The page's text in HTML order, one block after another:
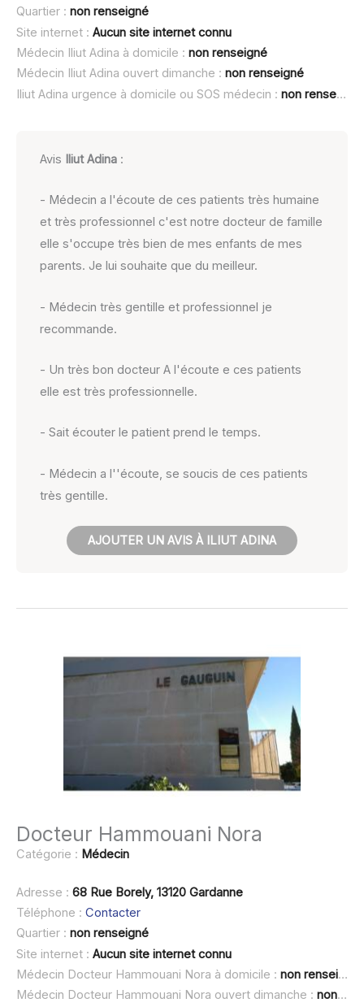
Quartier : non renseigné
Site internet : Aucun site internet connu
Médecin Iliut Adina à domicile : non renseigné
Médecin Iliut Adina ouvert dimanche : non renseigné
Iliut Adina urgence à domicile ou SOS médecin : non renseigné
Avis Iliut Adina :
- Médecin a l'écoute de ces patients très humaine
et très professionnel c'est notre docteur de famille
elle s'occupe très bien de mes enfants de mes
parents. Je lui souhaite que du meilleur.
- Médecin très gentille et professionnel je
recommande.
- Un très bon docteur A l'écoute e ces patients
elle est très professionnelle.
- Sait écouter le patient prend le temps.
- Médecin a l''écoute, se soucis de ces patients
très gentille.
AJOUTER UN AVIS À ILIUT ADINA
Docteur Hammouani Nora
Catégorie : Médecin
Adresse : 68 Rue Borely, 13120 Gardanne
Téléphone : Contacter
Quartier : non renseigné
Site internet : Aucun site internet connu
Médecin Docteur Hammouani Nora à domicile : non renseigné
Médecin Docteur Hammouani Nora ouvert dimanche : non renseigné